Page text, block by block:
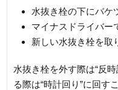
水抜き栓の下にバケ
マイナスドライバー
新しい水抜き栓を取
水抜き栓を外す際は“反
る際は“時計回り”に回す